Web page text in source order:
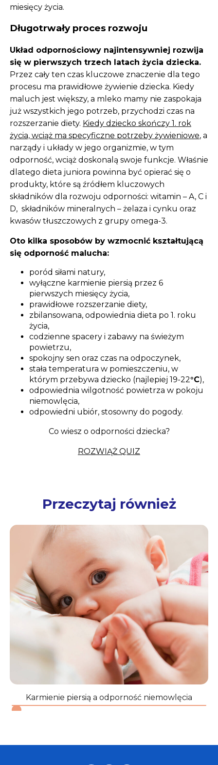
miesięcy życia.
Długotrwały proces rozwoju
Układ odpornościowy najintensywniej rozwija
się w pierwszych trzech latach życia dziecka.
Przez cały ten czas kluczowe znaczenie dla tego
procesu ma prawidłowe żywienie dziecka. Kiedy
maluch jest większy, a mleko mamy nie zaspokaja
już wszystkich jego potrzeb, przychodzi czas na
rozszerzanie diety. Kiedy dziecko skończy 1. rok
życia, wciąż ma specyficzne potrzeby żywieniowe, a
narządy i układy w jego organizmie, w tym
odporność, wciąż doskonalą swoje funkcje. Właśnie
dlatego dieta juniora powinna być opierać się o
produkty, które są źródłem kluczowych
składników dla rozwoju odporności: witamin – A, C i
D, składników mineralnych – żelaza i cynku oraz
kwasów tłuszczowych z grupy omega-3.
Oto kilka sposobów by wzmocnić kształtującą
się odporność malucha:
poród siłami natury,
wyłączne karmienie piersią przez 6
pierwszych miesięcy życia,
prawidłowe rozszerzanie diety,
zbilansowana, odpowiednia dieta po 1. roku
życia,
codzienne spacery i zabawy na świeżym
powietrzu,
spokojny sen oraz czas na odpoczynek,
stała temperatura w pomieszczeniu, w
którym przebywa dziecko (najlepiej 19-22°C),
odpowiednia wilgotność powietrza w pokoju
niemowlęcia,
odpowiedni ubiór, stosowny do pogody.
Co wiesz o odporności dziecka?
ROZWIĄŻ QUIZ
Przeczytaj również
Karmienie piersią a odporność niemowlęcia